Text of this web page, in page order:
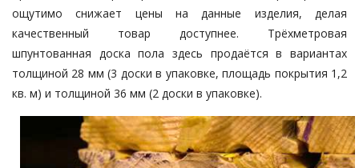
ощутимо снижает цены на данные изделия, делая
качественный товар доступнее. Трёхметровая
шпунтованная доска пола здесь продаётся в вариантах
толщиной 28 мм (3 доски в упаковке, площадь покрытия 1,2
кв. м) и толщиной 36 мм (2 доски в упаковке).